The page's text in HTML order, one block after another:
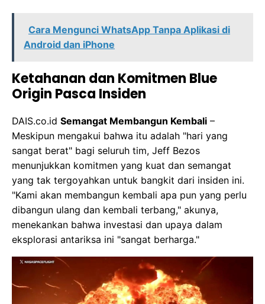
Cara Mengunci WhatsApp Tanpa Aplikasi di
Android dan iPhone
Ketahanan dan Komitmen Blue
Origin Pasca Insiden
DAIS.co.id Semangat Membangun Kembali –
Meskipun mengakui bahwa itu adalah "hari yang
sangat berat" bagi seluruh tim, Jeff Bezos
menunjukkan komitmen yang kuat dan semangat
yang tak tergoyahkan untuk bangkit dari insiden ini.
"Kami akan membangun kembali apa pun yang perlu
dibangun ulang dan kembali terbang," akunya,
menekankan bahwa investasi dan upaya dalam
eksplorasi antariksa ini "sangat berharga."